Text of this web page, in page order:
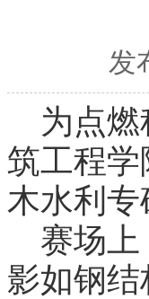
发
为点
筑工程
木水利
赛场
影如钢